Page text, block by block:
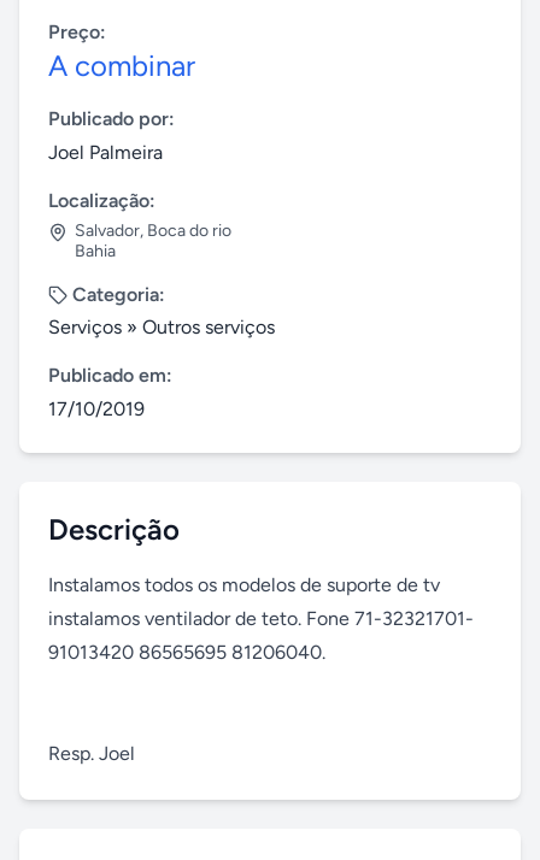
Preço:
A combinar
Publicado por:
Joel Palmeira
Localização:
Salvador, Boca do rio
Bahia
Categoria:
Serviços » Outros serviços
Publicado em:
17/10/2019
Descrição
Instalamos todos os modelos de suporte de tv
instalamos ventilador de teto. Fone 71-32321701-
91013420 86565695 81206040.
Resp. Joel